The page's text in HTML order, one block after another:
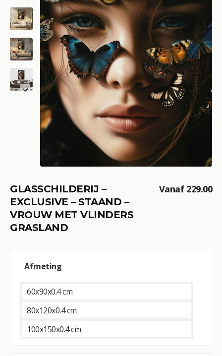
GLASSCHILDERIJ –
EXCLUSIVE – STAAND –
VROUW MET VLINDERS
GRASLAND
Vanaf 229.00
Afmeting
60x90x0.4 cm
80x120x0.4 cm
100x150x0.4 cm